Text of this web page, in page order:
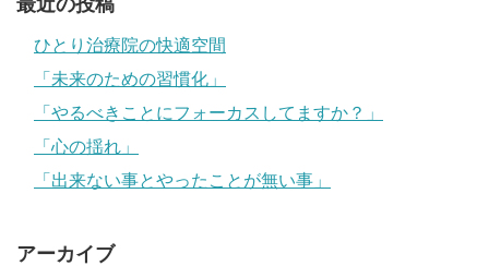
ひとり治療院の快適空間
「未来のための習慣化」
「やるべきことにフォーカスしてますか？」
「心の揺れ」
「出来ない事とやったことが無い事」
アーカイブ